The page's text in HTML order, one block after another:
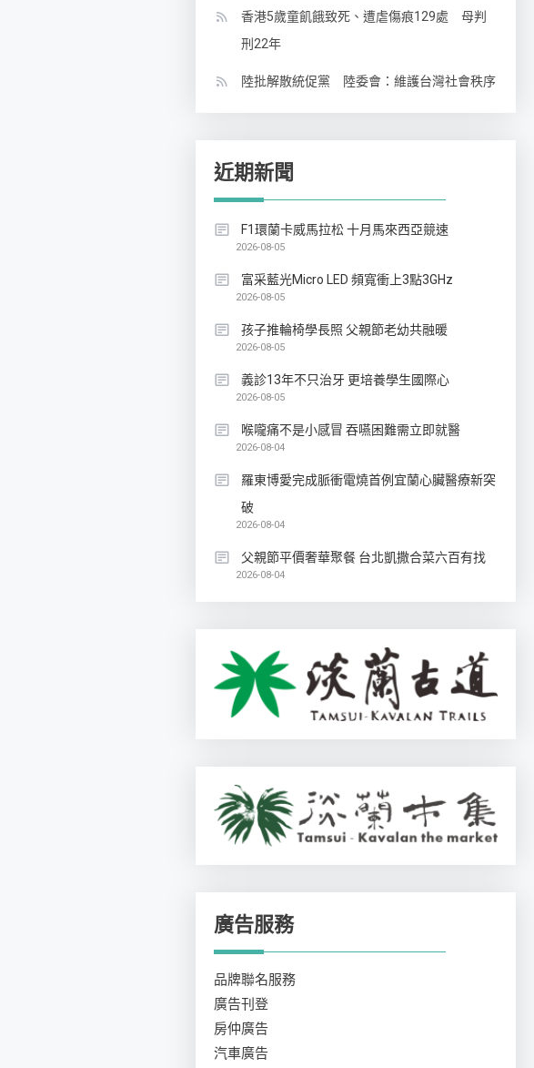
香港5歲童飢餓致死、遭虐傷痕129處 母判
刑22年
陸批解散統促黨 陸委會：維護台灣社會秩序
近期新聞
F1環蘭卡威馬拉松 十月馬來西亞競速
2026-08-05
富采藍光Micro LED 頻寬衝上3點3GHz
2026-08-05
孩子推輪椅學長照 父親節老幼共融暖
2026-08-05
義診13年不只治牙 更培養學生國際心
2026-08-05
喉嚨痛不是小感冒 吞嚥困難需立即就醫
2026-08-04
羅東博愛完成脈衝電燒首例宜蘭心臟醫療新突
破
2026-08-04
父親節平價奢華聚餐 台北凱撒合菜六百有找
2026-08-04
廣告服務
品牌聯名服務
廣告刊登
房仲廣告
汽車廣告